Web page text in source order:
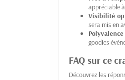
appréciable
Visibilité
sera mis en
Polyvalence
goodies
FAQ sur ce
Découvrez les